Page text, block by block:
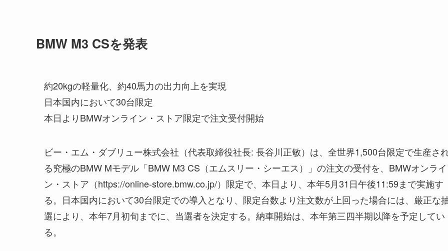
BMW M3 CSを発表
約20kgの軽量化、約40馬力の出力向上を実現
日本国内において30台限定
本日よりBMWオンライン・ストア限定で注文受付開始
ビー・エム・ダブリュー株式会社（代表取締役社長: 長谷川正敏）は、全世界1,500台限定で生産さ
る究極のBMW Mモデル「BMW M3 CS（エムスリー・シーエス）」の注文の受付を、BMWオンライ
ン・ストア（https://online-store.bmw.co.jp/）限定で、本日より、本年5月31日午後11:59まで実施す
る。日本国内において30台限定での導入となり、限定台数より注文数が上回った場合には、厳正な
選により、本年7月初旬までに、当選者を決定する。納車開始は、本年第三四半期以降を予定してい
る。